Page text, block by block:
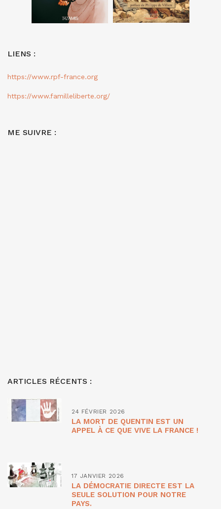
LIENS :
https://www.rpf-france.org
https://www.familleliberte.org/
ME SUIVRE :
ARTICLES RÉCENTS :
24 FÉVRIER 2026
LA MORT DE QUENTIN EST UN
APPEL À CE QUE VIVE LA FRANCE !
17 JANVIER 2026
LA DÉMOCRATIE DIRECTE EST LA
SEULE SOLUTION POUR NOTRE
PAYS.